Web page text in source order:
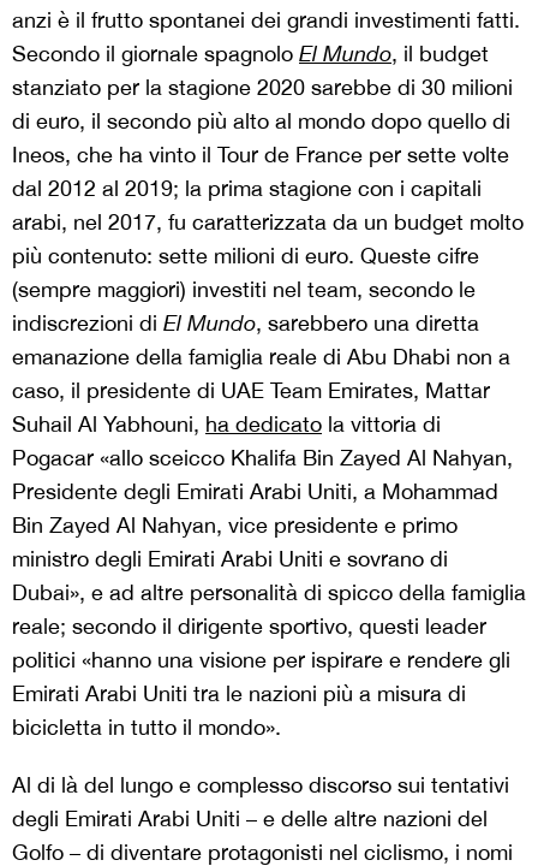
anzi è il frutto spontanei dei grandi investimenti fatti.
Secondo il giornale spagnolo El Mundo, il budget
stanziato per la stagione 2020 sarebbe di 30 milioni
di euro, il secondo più alto al mondo dopo quello di
Ineos, che ha vinto il Tour de France per sette volte
dal 2012 al 2019; la prima stagione con i capitali
arabi, nel 2017, fu caratterizzata da un budget molto
più contenuto: sette milioni di euro. Queste cifre
(sempre maggiori) investiti nel team, secondo le
indiscrezioni di El Mundo, sarebbero una diretta
emanazione della famiglia reale di Abu Dhabi non a
caso, il presidente di UAE Team Emirates, Mattar
Suhail Al Yabhouni, ha dedicato la vittoria di
Pogacar «allo sceicco Khalifa Bin Zayed Al Nahyan,
Presidente degli Emirati Arabi Uniti, a Mohammad
Bin Zayed Al Nahyan, vice presidente e primo
ministro degli Emirati Arabi Uniti e sovrano di
Dubai», e ad altre personalità di spicco della famiglia
reale; secondo il dirigente sportivo, questi leader
politici «hanno una visione per ispirare e rendere gli
Emirati Arabi Uniti tra le nazioni più a misura di
bicicletta in tutto il mondo».
Al di là del lungo e complesso discorso sui tentativi
degli Emirati Arabi Uniti – e delle altre nazioni del
Golfo – di diventare protagonisti nel ciclismo, i nomi